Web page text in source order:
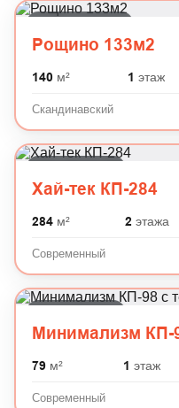
Рощино 133м2
140 м² 1 этаж
Скандинавский
Хай-тек КП-284
284м² 2 этажа
Современный
Минимализм КП-
79м² 1 этаж
Современный